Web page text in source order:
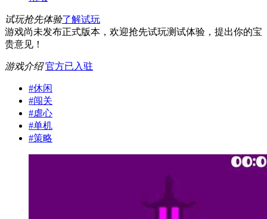
试玩抢先体验了解试玩
游戏尚未发布正式版本，欢迎抢先试玩测试体验，提出你的宝
贵意见！
游戏介绍 官方已入驻
#休闲
#闯关
#虐心
#单机
#策略